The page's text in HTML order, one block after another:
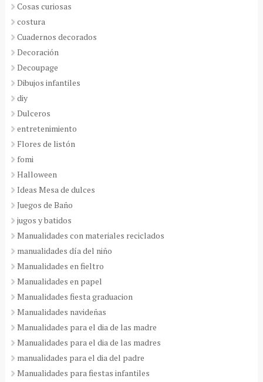
Cosas curiosas
costura
Cuadernos decorados
Decoración
Decoupage
Dibujos infantiles
diy
Dulceros
entretenimiento
Flores de listón
fomi
Halloween
Ideas Mesa de dulces
Juegos de Baño
jugos y batidos
Manualidades con materiales reciclados
manualidades día del niño
Manualidades en fieltro
Manualidades en papel
Manualidades fiesta graduacion
Manualidades navideñas
Manualidades para el dia de las madre
Manualidades para el dia de las madres
manualidades para el dia del padre
Manualidades para fiestas infantiles